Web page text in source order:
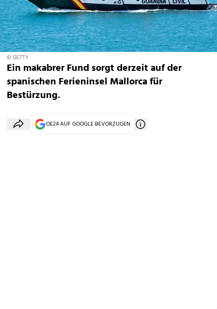
© GETTY
Ein makabrer Fund sorgt derzeit auf der
spanischen Ferieninsel Mallorca für
Bestürzung.
OE24 AUF GOOGLE BEVORZUGEN